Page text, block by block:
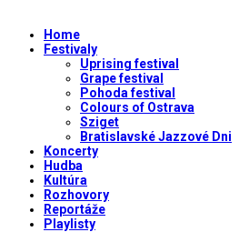
Home
Festivaly
Uprising festival
Grape festival
Pohoda festival
Colours of Ostrava
Sziget
Bratislavské Jazzové Dni
Koncerty
Hudba
Kultúra
Rozhovory
Reportáže
Playlisty